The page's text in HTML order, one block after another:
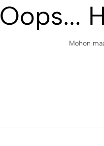
Oops...
Mohon